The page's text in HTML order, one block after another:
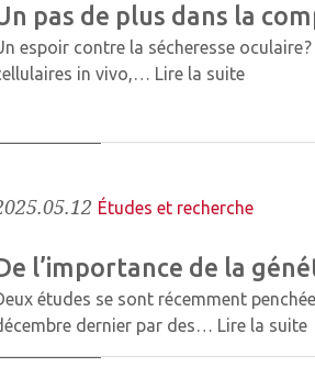
pas de plus dans la
espoir contre la sécheresse oculaire
in vivo,… Lire la suite
Études et recherche
l’importance de la
études se sont récemment
dernier par des… Lire la suite